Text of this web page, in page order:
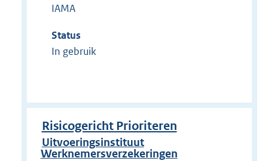
IAMA
Status
In gebruik
Risicogericht Prioriteren
Uitvoeringsinstituut
Werknemersverzekeringen